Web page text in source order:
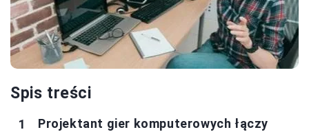
Spis treści
Projektant gier komputerowych łączy